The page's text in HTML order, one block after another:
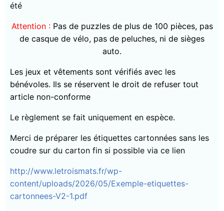
été
Attention : Pas de puzzles de plus de 100 pièces, pas
de casque de vélo, pas de peluches, ni de sièges
auto.
Les jeux et vêtements sont vérifiés avec les
bénévoles. Ils se réservent le droit de refuser tout
article non-conforme
Le règlement se fait uniquement en espèce.
Merci de préparer les étiquettes cartonnées sans les
coudre sur du carton fin si possible via ce lien
http://www.letroismats.fr/wp-
content/uploads/2026/05/Exemple-etiquettes-
cartonnees-V2-1.pdf